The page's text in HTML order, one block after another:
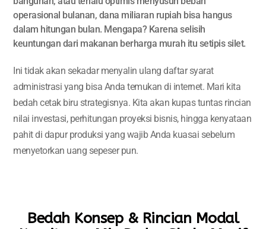
operasional bulanan, dana miliaran rupiah bisa hangus
dalam hitungan bulan. Mengapa? Karena selisih
keuntungan dari makanan berharga murah itu setipis silet.
Ini tidak akan sekadar menyalin ulang daftar syarat
administrasi yang bisa Anda temukan di internet. Mari kita
bedah cetak biru strategisnya. Kita akan kupas tuntas rincian
nilai investasi, perhitungan proyeksi bisnis, hingga kenyataan
pahit di dapur produksi yang wajib Anda kuasai sebelum
menyetorkan uang sepeser pun.
Bedah Konsep & Rincian Modal